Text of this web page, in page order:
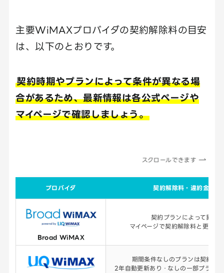
主要WiMAXプロバイダの契約解除料の目安
は、以下のとおりです。
契約時期やプランによって条件が異なる場
合があるため、最新情報は各公式ページや
マイページで確認しましょう。
スクロールできます
プロバイダ 契約解除料・違約金の目
Broad WiMAX
契約プランによって異な
マイページで契約解除料と更新月
期間条件なしのプランは契約解
2年自動更新あり・なしの一部プラン